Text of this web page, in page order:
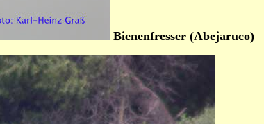
Bienenfresser (Abejaruco)